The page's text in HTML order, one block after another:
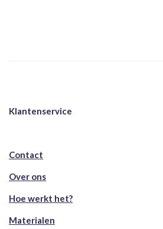
Klantenservice
Contact
Over ons
Hoe werkt het?
Materialen